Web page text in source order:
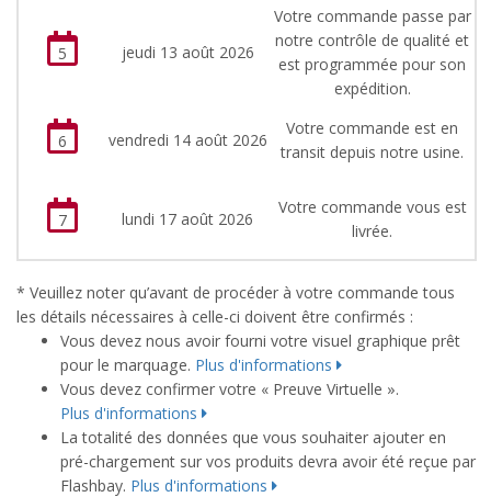
5 jeudi 13 août 2026
Votre commande passe par
notre contrôle de qualité et
est programmée pour son
expédition.
6 vendredi 14 août 2026
Votre commande est en
transit depuis notre usine.
7 lundi 17 août 2026
Votre commande vous est
livrée.
* Veuillez noter qu’avant de procéder à votre commande tous
les détails nécessaires à celle-ci doivent être confirmés :
Vous devez nous avoir fourni votre visuel graphique prêt
pour le marquage. Plus d'informations
Vous devez confirmer votre « Preuve Virtuelle ».
Plus d'informations
La totalité des données que vous souhaiter ajouter en
pré-chargement sur vos produits devra avoir été reçue par
Flashbay. Plus d'informations